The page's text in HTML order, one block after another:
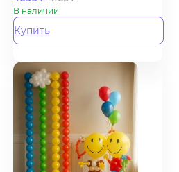
В наличии
Купить